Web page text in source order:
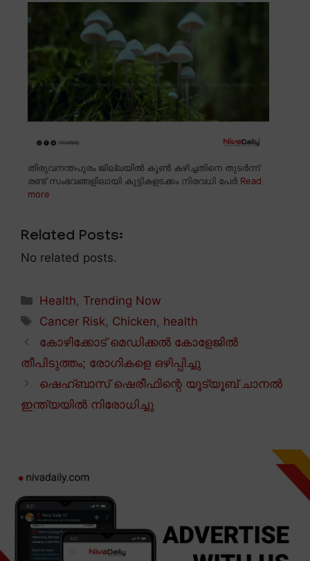
തിരുവനന്തപുരം ജില്ലയിൽ കൂൺ കഴിച്ചതിനെ തുടർന്ന്
രണ്ട് സംഭവങ്ങളിലായി കുട്ടികളടക്കം നിരവധി പേർ Read
more
Related Posts:
No related posts.
Categories
Health, Trending Now
Tags
Cancer Risk, Chicken, health
കോഴിക്കോട് മെഡിക്കൽ കോളേജിൽ
തീപിടുത്തം; രോഗികളെ ഒഴിപ്പിച്ചു
ഷെഹ്ബാസ് ഷെരീഫിന്റെ യൂട്യൂബ് ചാനൽ
ഇന്ത്യയിൽ നിരോധിച്ചു